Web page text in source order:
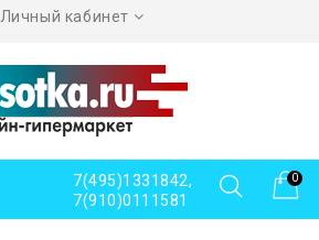
Личный кабинет
0
7(495)1331842,
7(910)0111581